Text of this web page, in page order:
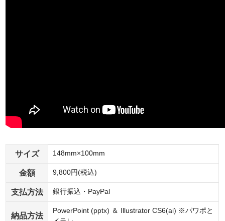
サイズ 148mm×100mm
金額 9,800円(税込)
支払方法 銀行振込・PayPal
納品方法
PowerPoint (pptx) ＆ Illustrator CS6(ai) ※パワポと